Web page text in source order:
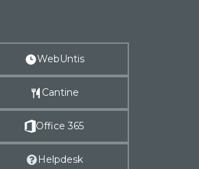
WebUntis
Cantine
Office 365
Helpdesk